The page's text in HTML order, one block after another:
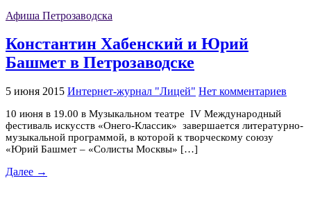
Афиша Петрозаводска
Константин Хабенский и Юрий
Башмет в Петрозаводске
5 июня 2015 Интернет-журнал "Лицей" Нет комментариев
10 июня в 19.00 в Музыкальном театре IV Международный
фестиваль искусств «Онего-Классик» завершается литературно-
музыкальной программой, в которой к творческому союзу
«Юрий Башмет – «Солисты Москвы» […]
Далее →